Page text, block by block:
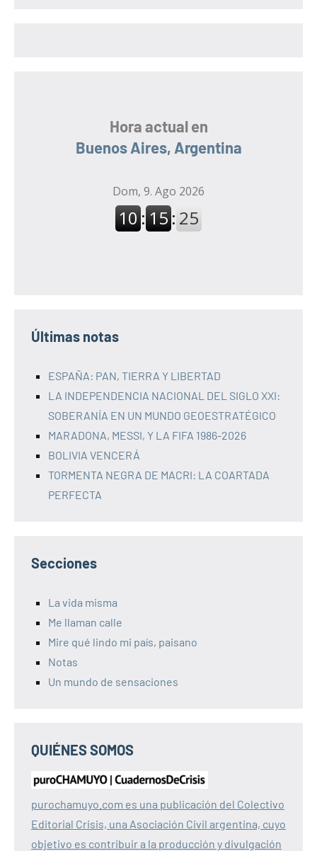
Hora actual en
Buenos Aires, Argentina
Últimas notas
ESPAÑA: PAN, TIERRA Y LIBERTAD
LA INDEPENDENCIA NACIONAL DEL SIGLO XXI:
SOBERANÍA EN UN MUNDO GEOESTRATÉGICO
MARADONA, MESSI, Y LA FIFA 1986-2026
BOLIVIA VENCERÁ
TORMENTA NEGRA DE MACRI: LA COARTADA
PERFECTA
Secciones
La vida misma
Me llaman calle
Mire qué lindo mi país, paisano
Notas
Un mundo de sensaciones
QUIÉNES SOMOS
purochamuyo.com es una publicación del Colectivo
Editorial Crisis, una Asociación Civil argentina, cuyo
objetivo es contribuir a la producción y divulgación